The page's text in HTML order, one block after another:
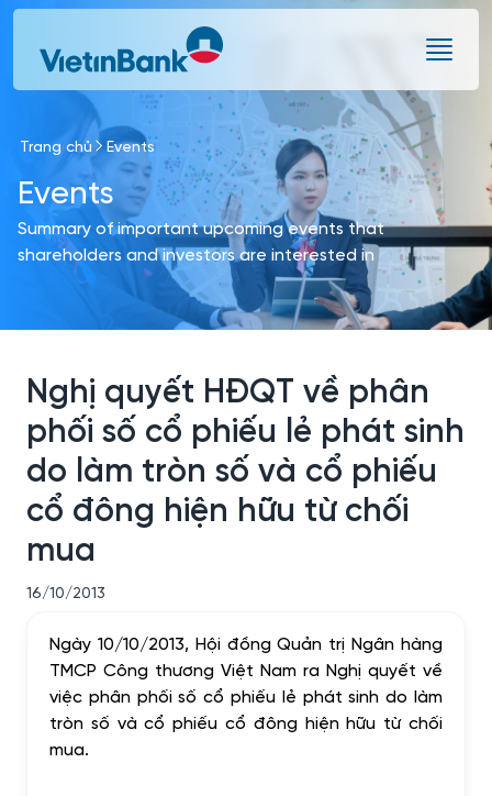
Skip to Main Content
Trang chủ Events
Events
Summary of important upcoming events that
shareholders and investors are interested in
Nghị quyết HĐQT về phân
phối số cổ phiếu lẻ phát sinh
do làm tròn số và cổ phiếu
cổ đông hiện hữu từ chối
mua
16/10/2013
Ngày 10/10/2013, Hội đồng Quản trị Ngân hàng
TMCP Công thương Việt Nam ra Nghị quyết về
việc phân phối số cổ phiếu lẻ phát sinh do làm
tròn số và cổ phiếu cổ đông hiện hữu từ chối
mua.